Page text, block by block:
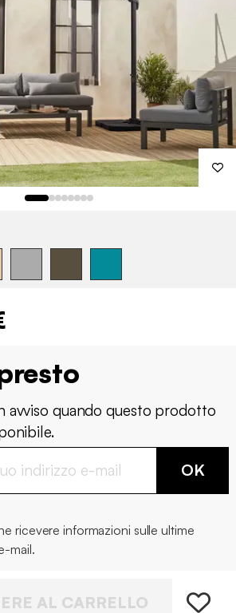
avviso quando questo prodotto
OK
ricevere informazioni sulle ultime
mail.
AL CARRELLO